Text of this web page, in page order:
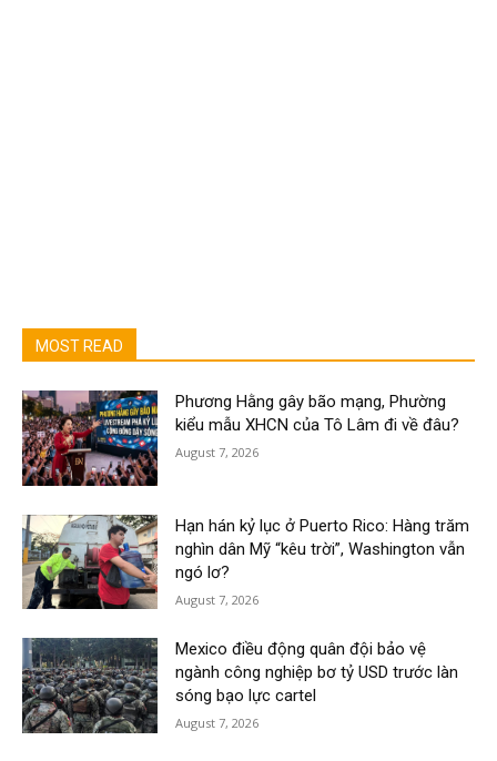
MOST READ
Phương Hằng gây bão mạng, Phường
kiểu mẫu XHCN của Tô Lâm đi về đâu?
August 7, 2026
Hạn hán kỷ lục ở Puerto Rico: Hàng trăm
nghìn dân Mỹ “kêu trời”, Washington vẫn
ngó lơ?
August 7, 2026
Mexico điều động quân đội bảo vệ
ngành công nghiệp bơ tỷ USD trước làn
sóng bạo lực cartel
August 7, 2026